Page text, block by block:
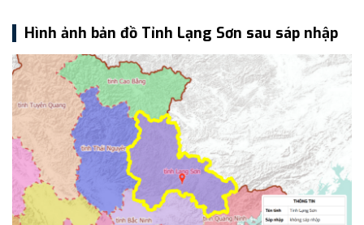
Hình ảnh bản đồ Tỉnh Lạng Sơn sau sáp nhập